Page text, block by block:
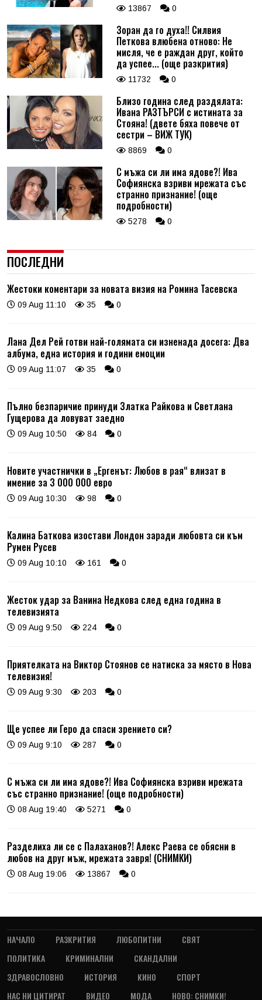
13867 0
Зоран да го духа!! Силвия
Петкова влюбена отново: Не
мисля, че е раждан друг, който
да успее... (още разкрития)
11732 0
Близо година след раздялата:
Ивана РАЗТЪРСИ с истината за
Стояна! (двете бяха повече от
сестри – ВИЖ ТУК)
8869 0
С мъжа си ли има ядове?! Ива
Софиянска взриви мрежата със
странно признание! (още
подробности)
5278 0
ПОСЛЕДНИ
Жестоки коментари за новата визия на Ромина Тасевска
09 Aug 11:10 35 0
Лана Дел Рей готви най-голямата си изненада досега: Два
албума, една история и години емоции
09 Aug 11:07 35 0
Пълно безпаричие принуди Златка Райкова и Светлана
Гущерова да ловуват заедно
09 Aug 10:50 84 0
Новите участнички в „Ергенът: Любов в рая“ влизат в
имение за 3 000 000 евро
09 Aug 10:30 98 0
Калина Баткова изостави Лондон заради любовта си към
Румен Русев
09 Aug 10:10 161 0
Жесток удар за Ванина Недкова след една година в
телевизията
09 Aug 9:50 224 0
Приятелката на Виктор Стоянов се натиска за място в Нова
телевизия!
09 Aug 9:30 203 0
Ще успее ли Геро да спаси зрението си?
09 Aug 9:10 287 0
С мъжа си ли има ядове?! Ива Софиянска взриви мрежата
със странно признание! (още подробности)
08 Aug 19:40 5271 0
Разделиха ли се с Палаханов?! Алекс Раева се обясни в
любов на друг мъж, мрежата завря! (СНИМКИ)
08 Aug 19:06 13867 0
НАЧАЛО РАЗКРИТИЯ ЛЮБОПИТНИ
СВЯТ
ПОЛИТИКА
КРИМИНАЛНИ
СКАНДАЛНИ
ЗДРАВОСЛОВНО
ИСТОРИЯ КИНО
СПОРТ
НАС НИ ЦИТИРАТ
ВИДЕО МОДА НОВО: СНИМКИ!